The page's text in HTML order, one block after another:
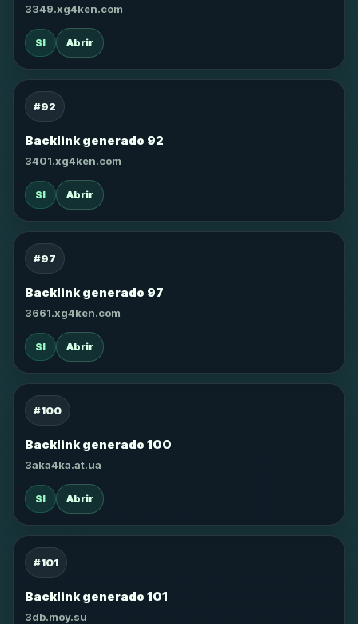
3349.xg4ken.com
SI Abrir
#92
Backlink generado 92
3401.xg4ken.com
SI Abrir
#97
Backlink generado 97
3661.xg4ken.com
SI Abrir
#100
Backlink generado 100
3aka4ka.at.ua
SI Abrir
#101
Backlink generado 101
3db.moy.su